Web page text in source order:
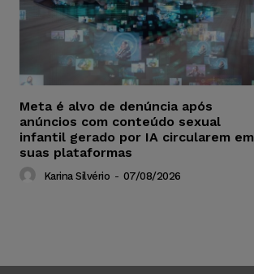
Meta é alvo de denúncia após
anúncios com conteúdo sexual
infantil gerado por IA circularem em
suas plataformas
Karina Silvério - 07/08/2026